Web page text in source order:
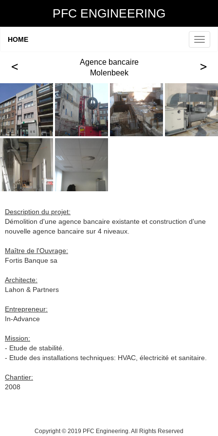
PFC ENGINEERING
HOME
Agence bancaire
Molenbeek
Description du projet:
Démolition d'une agence bancaire existante et construction d'une
nouvelle agence bancaire sur 4 niveaux.
Maître de l'Ouvrage:
Fortis Banque sa
Architecte:
Lahon & Partners
Entrepreneur:
In-Advance
Mission:
- Etude de stabilité
- Etude des installations techniques: HVAC, électricité et sanitaire.
Chantier:
2008
Copyright © 2019 PFC Engineering. All Rights Reserved